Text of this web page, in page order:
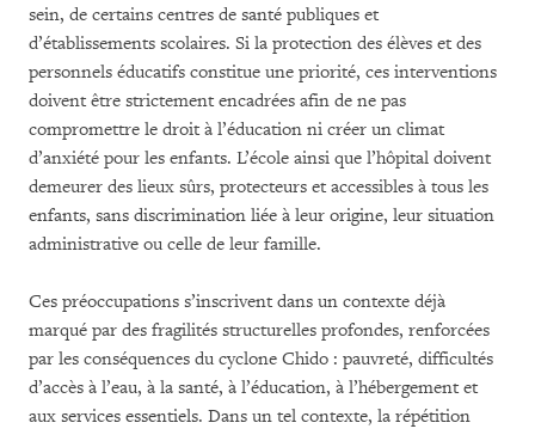
sein, de certains centres de santé publiques et
d’établissements scolaires. Si la protection des élèves et des
personnels éducatifs constitue une priorité, ces interventions
doivent être strictement encadrées afin de ne pas
compromettre le droit à l’éducation ni créer un climat
d’anxiété pour les enfants. L’école ainsi que l’hôpital doivent
demeurer des lieux sûrs, protecteurs et accessibles à tous les
enfants, sans discrimination liée à leur origine, leur situation
administrative ou celle de leur famille.
Ces préoccupations s’inscrivent dans un contexte déjà
marqué par des fragilités structurelles profondes, renforcées
par les conséquences du cyclone Chido : pauvreté, difficultés
d’accès à l’eau, à la santé, à l’éducation, à l’hébergement et
aux services essentiels. Dans un tel contexte, la répétition